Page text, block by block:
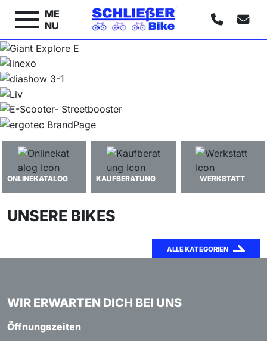
ME
NU
ONLINEKATALOG KAUFBERATUNG WERKSTATT
UNSERE BIKES
ALLE KATEGORIEN
WIR ERWARTEN DICH BEI UNS
Öffnungszeiten